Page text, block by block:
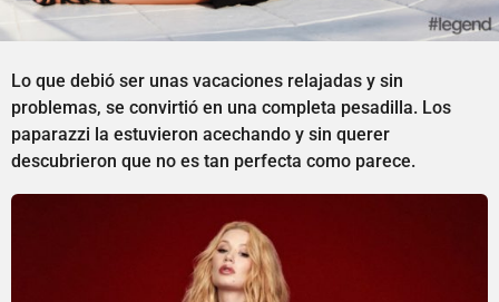
Lo que debió ser unas vacaciones relajadas y sin
problemas, se convirtió en una completa pesadilla. Los
paparazzi la estuvieron acechando y sin querer
descubrieron que no es tan perfecta como parece.